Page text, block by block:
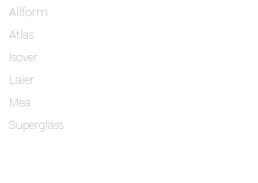
Allform
Atlas
Isover
Laier
Mea
Superglass